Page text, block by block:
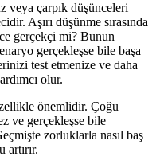
veya çarpık düşünceleri
Aşırı düşünme sırasında
gerçekçi mi? Bunun
gerçekleşse bile başa
test etmenize ve daha
olur.
önemlidir. Çoğu
ve gerçekleşse bile
zorluklarla nasıl baş